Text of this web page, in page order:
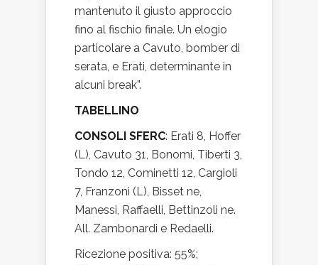
mantenuto il giusto approccio
fino al fischio finale. Un elogio
particolare a Cavuto, bomber di
serata, e Erati, determinante in
alcuni break”.
TABELLINO
CONSOLI SFERC: Erati 8, Hoffer
(L), Cavuto 31, Bonomi, Tiberti 3,
Tondo 12, Cominetti 12, Cargioli
7, Franzoni (L), Bisset ne,
Manessi, Raffaelli, Bettinzoli ne.
All. Zambonardi e Redaelli.
Ricezione positiva: 55%;